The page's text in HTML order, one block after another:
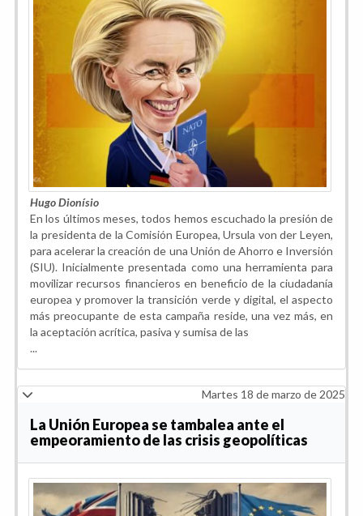
Hugo Dionísio
En los últimos meses, todos hemos escuchado la presión de
la presidenta de la Comisión Europea, Ursula von der Leyen,
para acelerar la creación de una Unión de Ahorro e Inversión
(SIU). Inicialmente presentada como una herramienta para
movilizar recursos financieros en beneficio de la ciudadanía
europea y promover la transición verde y digital, el aspecto
más preocupante de esta campaña reside, una vez más, en
la aceptación acrítica, pasiva y sumisa de las
...
Martes 18 de marzo de 2025
La Unión Europea se tambalea ante el
empeoramiento de las crisis geopolíticas